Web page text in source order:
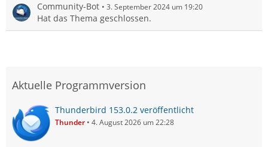
Community-Bot 3. September 2024 um 19:20
Hat das Thema geschlossen.
Aktuelle Programmversion
Thunderbird 153.0.2 veröffentlicht
Thunder 4. August 2026 um 22:28